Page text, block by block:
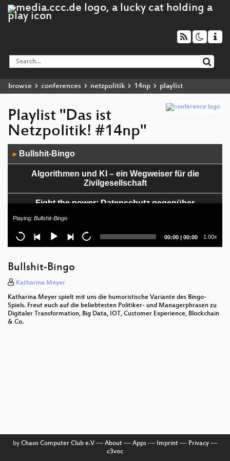
browse conferences netzpolitik 14np playlist
Playlist "Das ist
Netzpolitik! #14np"
Player
▶ Bullshit-Bingo
Algorithmen und KI – ein Wegweiser für die
Zivilgesellschaft
Fight the power: Datenschutz gegenüber
Time to hold the (invisible) data industry to account
Überwachungskapitalismus 2018 und wie weiter
Found in Translation: Wie Nischenthemen zu
Offline Repression is Replicated Online
Warum Creative Commons und Öffentlich-rechtliche
(nicht) zusammenpassen
Playing: Bullshit-Bingo
Current
00:00 | Total
00:00 1.00x
Bullshit-Bingo
Katharina Meyer
Katharina Meyer spielt mit uns die humoristische Variante des Bingo-
Spiels. Freut euch auf die beliebtesten Politiker- und Managerphrasen zu
Digitaler Transformation, Big Data, IOT, Customer Experience, Blockchain
& Co.
by Chaos Computer Club e.V–– About–– Apps–– Imprint–– Privacy––
c3voc